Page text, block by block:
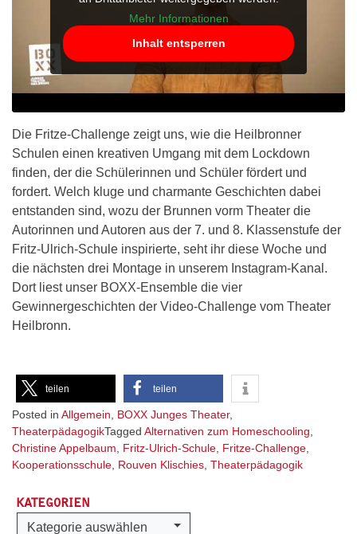
Mehr Informationen
Inhalt entsperren
Die Fritze-Challenge zeigt uns, wie die Heilbronner
Schulen einen kreativen Umgang mit dem Lockdown
finden, der die Schülerinnen und Schüler fördert und
fordert. Welch kluge und charmante Geschichten dabei
entstanden sind, wozu der Brunnen vorm Theater die
Autorinnen und Autoren aus der 7. und 8. Klassenstufe der
Fritz-Ulrich-Schule inspirierte, seht ihr diese Woche und
die nächsten drei Montage in unserem Instagram-Kanal.
Dort liest unser BOXX-Ensemble die vier
Gewinnergeschichten der Video-Challenge vom Theater
Heilbronn.
teilen teilen
Posted in Allgemein BOXX Junges Theater,
TheaterpädagogikTagged Alternativen zum Homeschooling
Christine Appelbaum
Fritz-Ulrich-Schule Fritze-Challenge
Kooperationsschule Rouven Klischies Theaterpädagogik
KATEGORIEN
Kategorien
Kategorie auswählen